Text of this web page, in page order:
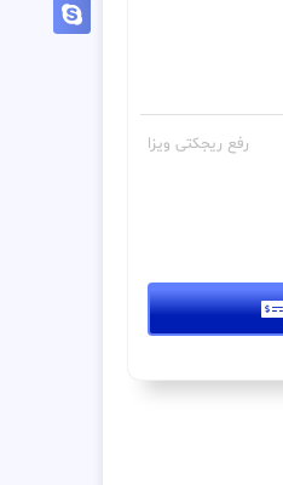
رفع ریجکتی ویزا